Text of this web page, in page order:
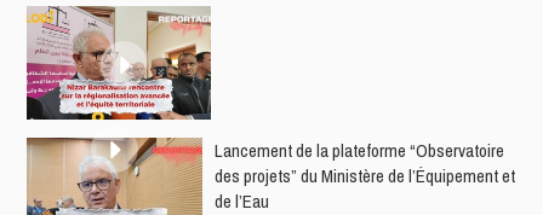
​Lancement de la plateforme “Observatoire
des projets” du Ministère de l’Équipement et
de l’Eau